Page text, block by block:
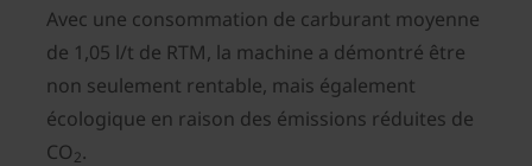
Avec une consommation de carburant moyenne
de 1,05 l/t de RTM, la machine a démontré être
non seulement rentable, mais également
écologique en raison des émissions réduites de
CO2.